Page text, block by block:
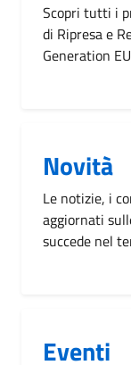
Scopri tutti i
di Ripresa e
Generation EU
Novità
Le notizie, i
aggiornati
succede nel
Eventi